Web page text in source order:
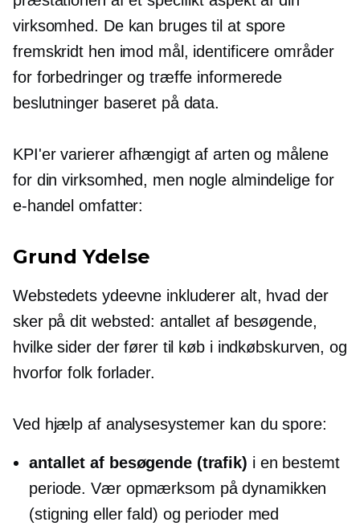
virksomhed. De kan bruges til at spore
fremskridt hen imod mål, identificere områder
for forbedringer og træffe informerede
beslutninger baseret på data.
KPI'er varierer afhængigt af arten og målene
for din virksomhed, men nogle almindelige for
e-handel omfatter:
Grund Ydelse
Webstedets ydeevne inkluderer alt, hvad der
sker på dit websted: antallet af besøgende,
hvilke sider der fører til køb i indkøbskurven, og
hvorfor folk forlader.
Ved hjælp af analysesystemer kan du spore:
antallet af besøgende (trafik) i en bestemt
periode. Vær opmærksom på dynamikken
(stigning eller fald) og perioder med